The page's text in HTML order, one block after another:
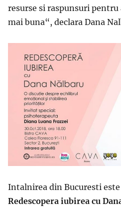
resurse si raspunsuri
mai buna“, declara Dana
Intalnirea din Bucuresti
Redescopera iubirea cu